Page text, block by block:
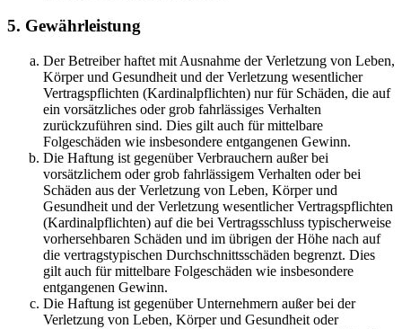
5. Gewährleistung
Der Betreiber haftet mit Ausnahme der Verletzung von Leben,
Körper und Gesundheit und der Verletzung wesentlicher
Vertragspflichten (Kardinalpflichten) nur für Schäden, die auf
ein vorsätzliches oder grob fahrlässiges Verhalten
zurückzuführen sind. Dies gilt auch für mittelbare
Folgeschäden wie insbesondere entgangenen Gewinn.
Die Haftung ist gegenüber Verbrauchern außer bei
vorsätzlichem oder grob fahrlässigem Verhalten oder bei
Schäden aus der Verletzung von Leben, Körper und
Gesundheit und der Verletzung wesentlicher Vertragspflichten
(Kardinalpflichten) auf die bei Vertragsschluss typischerweise
vorhersehbaren Schäden und im übrigen der Höhe nach auf
die vertragstypischen Durchschnittsschäden begrenzt. Dies
gilt auch für mittelbare Folgeschäden wie insbesondere
entgangenen Gewinn.
Die Haftung ist gegenüber Unternehmern außer bei der
Verletzung von Leben, Körper und Gesundheit oder